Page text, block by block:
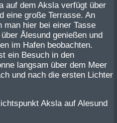
auf dem Aksla verfügt über
eine große Terrasse. An
man hier bei einer Tasse
Ålesund genießen und
im Hafen beobachten.
ein Besuch in den
langsam über dem Meer
und nach die ersten Lichter